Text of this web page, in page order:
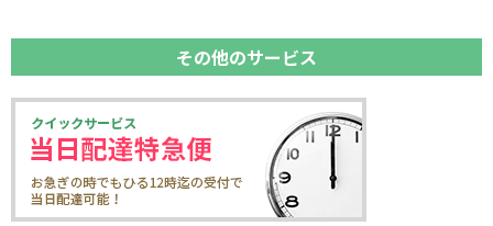
その他のサービス